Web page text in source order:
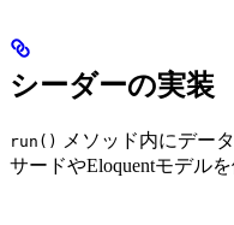
シーダーの実装
run()
メソッド内にデー
サードやEloquentモデル